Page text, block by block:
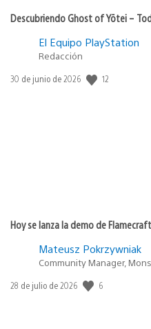
Descubriendo Ghost of Yōtei –
El Equipo PlayStation
Redacción
Fecha
30 de junio de 2026 12
Hoy se lanza la demo de
Mateusz Pokrzywniak
Community Manager,
Fecha
28 de julio de 2026 6